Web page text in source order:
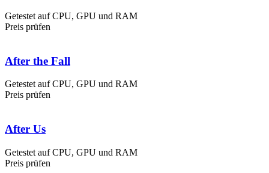
Getestet auf CPU, GPU und RAM
Preis prüfen
After the Fall
Getestet auf CPU, GPU und RAM
Preis prüfen
After Us
Getestet auf CPU, GPU und RAM
Preis prüfen